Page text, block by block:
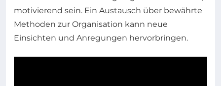
motivierend sein. Ein Austausch über bewährte
Methoden zur Organisation kann neue
Einsichten und Anregungen hervorbringen.